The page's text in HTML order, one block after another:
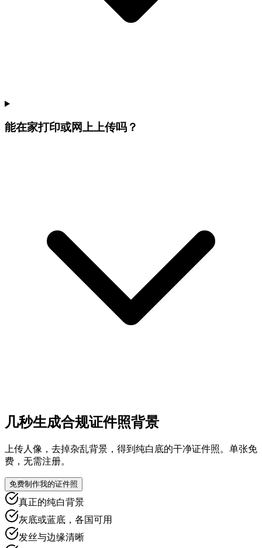
能在家打印或网上上传吗？
几秒生成合规证件照背景
上传人像，去掉杂乱背景，得到纯白底的干净证件照。单张免
费，无需注册。
免费制作我的证件照
真正的纯白背景
灰底或蓝底，各国可用
发丝与边缘清晰